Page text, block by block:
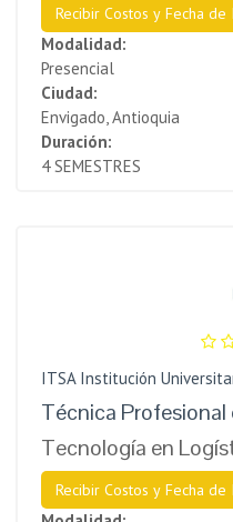
Recibir Costos y Fecha de
Modalidad:
Presencial
Ciudad:
Envigado, Antioquia
Duración:
4 SEMESTRES
ITSA Institución
Técnica
Tecnología en
Recibir Costos y Fecha de